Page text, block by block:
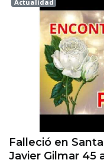
Actualidad
Esperanza
Falleció en
Javier Gilmar 45